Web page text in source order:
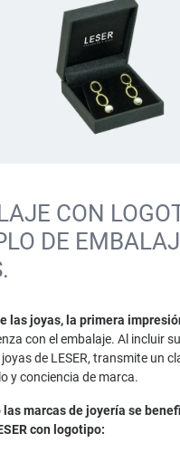
CON
DE
las joyas, la primera
con el embalaje. Al incluir
de LESER, transmite un
y conciencia de marca.
las marcas de joyería se
con logotipo: